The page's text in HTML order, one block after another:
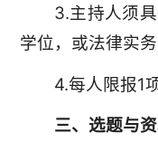
3.主持人须
学位，或法律实
4.每人限报1
三、选题与